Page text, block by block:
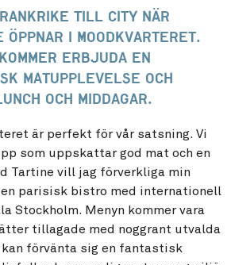
till city när
öppnar i Moodkvarteret.
erbjuda en
matupplevelse och
och middagar.
är perfekt för vår satsning. Vi
som uppskattar god mat och en
Tartine vill jag förverkliga min
parisisk bistro med internationell
Stockholm. Menyn kommer vara
tillagade med noggrant utvalda
kan förvänta sig en fantastisk